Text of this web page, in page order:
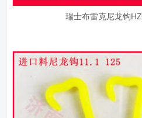
瑞士布雷克尼龙钩